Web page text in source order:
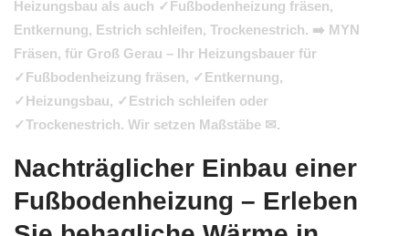
Heizungsbau als auch ✓Fußbodenheizung fräsen,
Entkernung, Estrich schleifen, Trockenestrich. ➡️ MYN
Fräsen, für Groß Gerau – Ihr Heizungsbauer für
✓Fußbodenheizung fräsen, ✓Entkernung,
✓Heizungsbau, ✓Estrich schleifen oder
✓Trockenestrich. Wir setzen Maßstäbe ✉.
Nachträglicher Einbau einer
Fußbodenheizung – Erleben